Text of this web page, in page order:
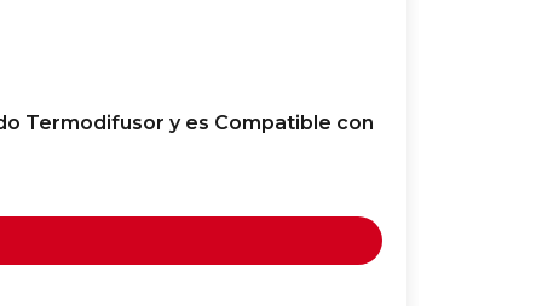
Termodifusor y es Compatible con